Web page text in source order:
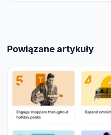
Powiązane artykuły